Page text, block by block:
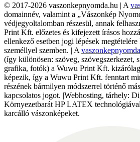
© 2017-2026 vaszonkepnyomda.hu | A
domainnév, valamint a „Vászonkép
védjegyoltalomban részesül, annak
Print Kft. előzetes és kifejezett írásos
ellenkező esetben jogi lépések
személlyel szemben. | A
(így különösen: szöveg, szövegszerkezet,
grafika, fotók) a Wuwu Print Kft.
képezik, így a Wuwu Print Kft. fenntart
részének bármilyen módszerrel történő
kapcsolatos jogot. |Webhosting, tárhely:
Környezetbarát HP LATEX
karcálló vászonképeket.